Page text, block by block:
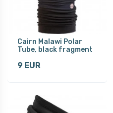
Cairn Malawi Polar
Tube, black fragment
9 EUR